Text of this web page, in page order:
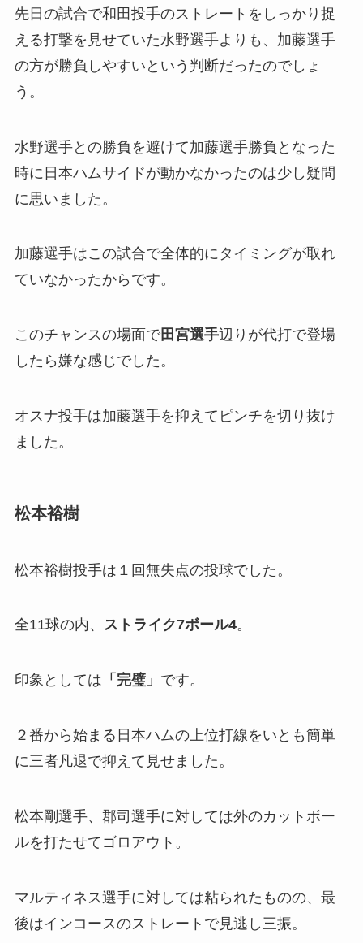
先日の試合で和田投手のストレートをしっかり捉
える打撃を見せていた水野選手よりも、加藤選手
の方が勝負しやすいという判断だったのでしょ
う。
水野選手との勝負を避けて加藤選手勝負となった
時に日本ハムサイドが動かなかったのは少し疑問
に思いました。
加藤選手はこの試合で全体的にタイミングが取れ
ていなかったからです。
このチャンスの場面で田宮選手辺りが代打で登場
したら嫌な感じでした。
オスナ投手は加藤選手を抑えてピンチを切り抜け
ました。
松本裕樹
松本裕樹投手は１回無失点の投球でした。
全11球の内、 ストライク7ボール4。
印象としては 「完璧」 です。
２番から始まる日本ハムの上位打線をいとも簡単
に三者凡退で抑えて見せました。
松本剛選手、郡司選手に対しては外のカットボー
ルを打たせてゴロアウト。
マルティネス選手に対しては粘られたものの、最
後はインコースのストレートで見逃し三振。